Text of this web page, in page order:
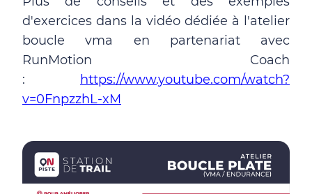
d'exercices dans la vidéo dédiée à l'atelier
boucle vma en partenariat avec
RunMotion Coach
:
https://www.youtube.com/watch?
v=0FnpzzhL-xM